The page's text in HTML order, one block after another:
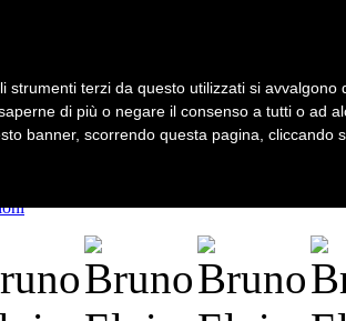
dei delitti
strumenti terzi da questo utilizzati si
di più o negare il consenso a tutti o ad
banner, scorrendo questa pagina, cliccando